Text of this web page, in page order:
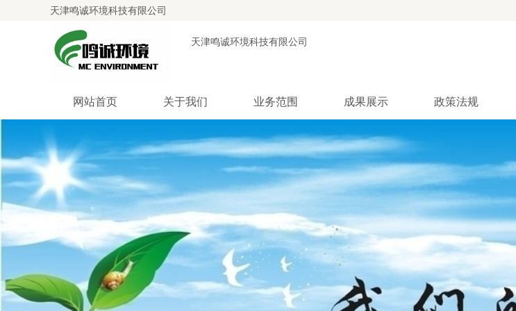
天津鸣诚环境科技有限公司
天津鸣诚环境科技有限公司
网站首页 关于我们 业务范围 成果展示 政策法规